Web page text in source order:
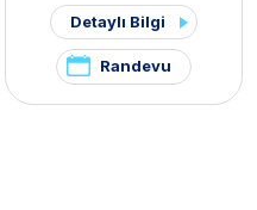
Detaylı Bilgi
Randevu